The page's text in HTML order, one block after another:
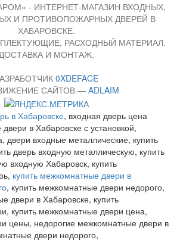
- ИНТЕРНЕТ-МАГАЗИН ВХОДНЫХ,
И ПРОТИВОПОЖАРНЫХ ДВЕРЕЙ В
ХАБАРОВСКЕ.
РАСХОДНЫЙ МАТЕРИАЛ.
И МОНТАЖ.
0XDEFACE
САЙТОВ — ADLAIM
в Хабаровске, входная дверь цена
в Хабаровске с установкой,
двери входные металлические, купить
дверь входную металлическую, купить
входную Хабаровск, купить
купить межкомнатные двери в
, купить межкомнатные двери недорого,
двери в Хабаровске, купить
купить межкомнатные двери цена,
цены, недорогие межкомнатные двери в
двери недорого,